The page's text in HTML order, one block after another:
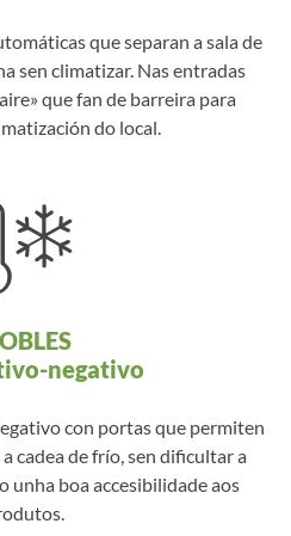
que separan a sala de
sen climatizar. Nas entradas
que fan de barreira para
do local.
negativo
con portas que permiten
cadea de frío, sen dificultar a
unha boa accesibilidade aos